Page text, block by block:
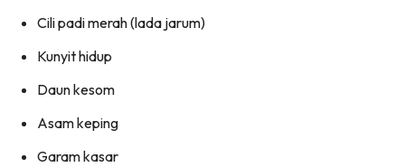
Cili padi merah (lada jarum)
Kunyit hidup
Daun kesom
Asam keping
Garam kasar